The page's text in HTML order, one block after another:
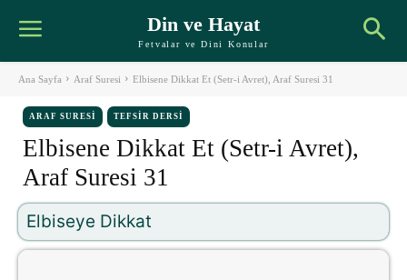
Din ve Hayat
Fetvalar ve Dini Konular
Ana Sayfa Araf Suresi Elbisene Dikkat Et (Setr-i Avret), Araf Suresi 31
ARAF SURESI TEFSIR DERSI
Elbisene Dikkat Et (Setr-i Avret),
Araf Suresi 31
Elbiseye Dikkat